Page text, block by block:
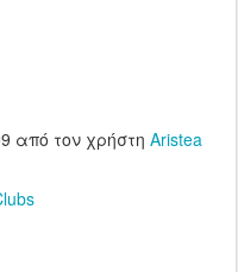
από τον χρήστη Aristea